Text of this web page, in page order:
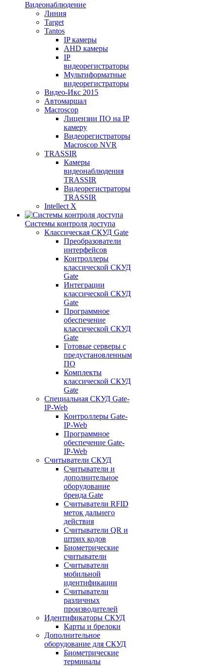
Видеонаблюдение
Линия
Target
Tantos
IP камеры
AHD камеры
IP
видеорегистраторы
Мультиформатные
видеорегистраторы
Видео-Икс 2015
Автомаршал
Macroscop
Лицензии ПО на IP
камеру
Видеорегистраторы
Macroscop NVR
TRASSIR
Камеры
видеонаблюдения
TRASSIR
Видеорегистраторы
TRASSIR
Intellect X
Системы контроля доступа
Классическая СКУД Gate
Преобразователи
интерфейсов
Контроллеры
классической СКУД
Gate
Интеграции
классической СКУД
Gate
Программное
обеспечение
классической СКУД
Gate
Готовые серверы с
предустановленным
ПО
Комплекты
классической СКУД
Gate
Специальная СКУД Gate-
IP-Web
Контроллеры Gate-
IP-Web
Программное
обеспечение Gate-
IP-Web
Считыватели СКУД
Считыватели и
дополнительное
оборудование
бренда Gate
Считыватели RFID
меток дальнего
действия
Считыватели QR и
штрих кодов
Биометрические
считыватели
Считыватели
мобильной
идентификации
Считыватели
различных
производителей
Идентификаторы СКУД
Карты и брелоки
Дополнительное
оборудование для СКУД
Биометрические
терминалы